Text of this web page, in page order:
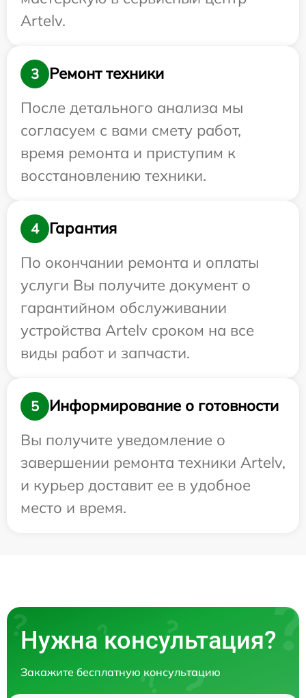
Artelv.
3
Ремонт техники
После детального анализа мы
согласуем с вами смету работ,
время ремонта и приступим к
восстановлению техники.
4
Гарантия
По окончании ремонта и оплаты
услуги Вы получите документ о
гарантийном обслуживании
устройства Artelv сроком на все
виды работ и запчасти.
5
Информирование о готовности
Вы получите уведомление о
завершении ремонта техники Artelv,
и курьер доставит ее в удобное
место и время.
Нужна консультация?
Закажите бесплатную консультацию